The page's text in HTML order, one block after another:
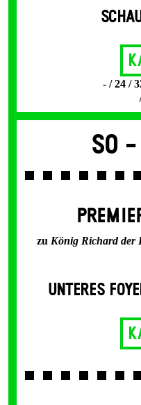
- / 24 /
So -
zu König Richard der
UNTERES